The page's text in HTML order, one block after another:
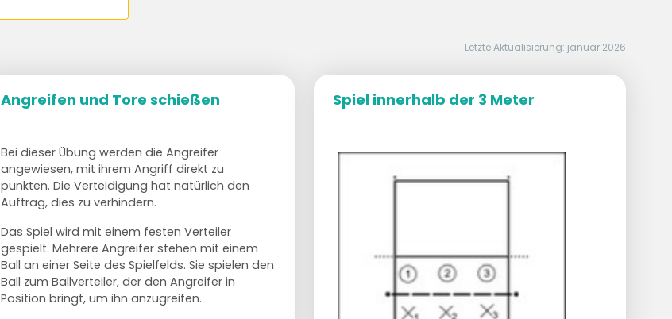
Letzte Aktualisierung: januar 2026
Angreifen und Tore schießen
Bei dieser Übung werden die Angreifer
angewiesen, mit ihrem Angriff direkt zu
punkten. Die Verteidigung hat natürlich den
Auftrag, dies zu verhindern.
Das Spiel wird mit einem festen Verteiler
gespielt. Mehrere Angreifer stehen mit einem
Ball an einer Seite des Spielfelds. Sie spielen den
Ball zum Ballverteiler, der den Angreifer in
Position bringt, um ihn anzugreifen.
Spiel innerhalb der 3 Meter